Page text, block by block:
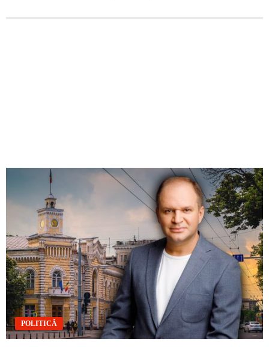
POLITICĂ